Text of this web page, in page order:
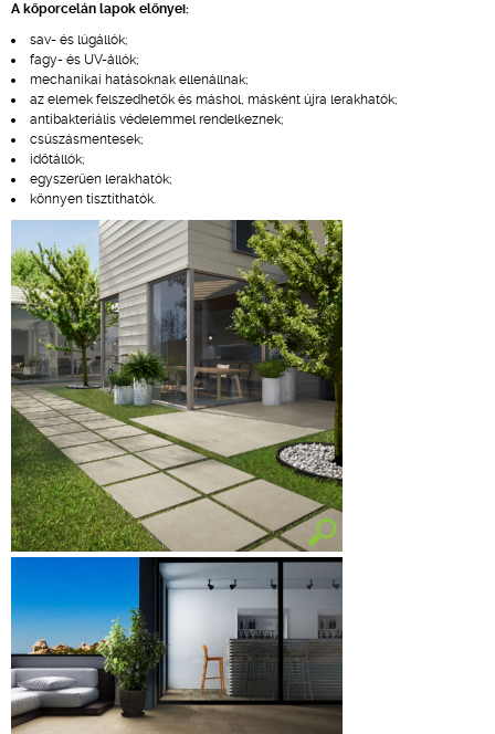
A kőporcelán lapok előnyei:
sav- és lúgállók;
fagy- és UV-állók;
mechanikai hatásoknak ellenállnak;
az elemek felszedhetők és máshol, másként újra lerakhatók;
antibakteriális védelemmel rendelkeznek;
csúszásmentesek;
időtállók;
egyszerűen lerakhatók;
könnyen tisztíthatók.